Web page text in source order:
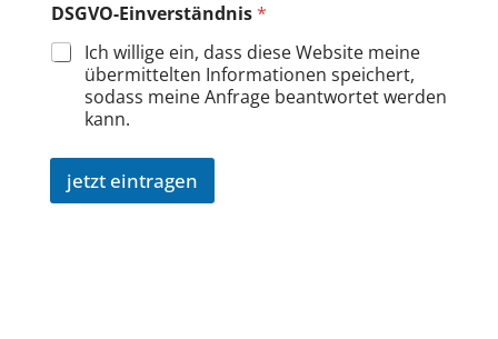
I
h
r
DSGVO-Einverständnis*
Ich willige ein, dass diese Website meine
übermittelten Informationen speichert,
sodass meine Anfrage beantwortet werden
kann.
jetzt eintragen